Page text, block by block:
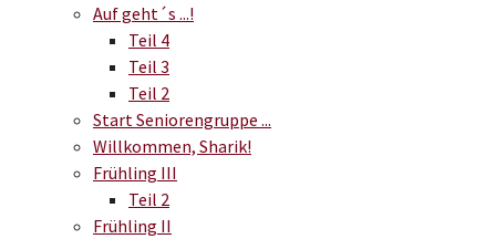
Auf geht´s ...!
Teil 4
Teil 3
Teil 2
Start Seniorengruppe ...
Willkommen, Sharik!
Frühling III
Teil 2
Frühling II